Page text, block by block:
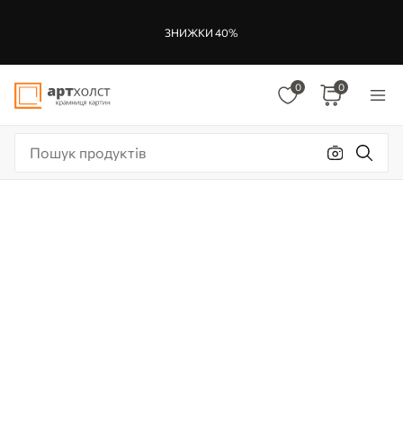
ЗНИЖКИ 40%
0 0